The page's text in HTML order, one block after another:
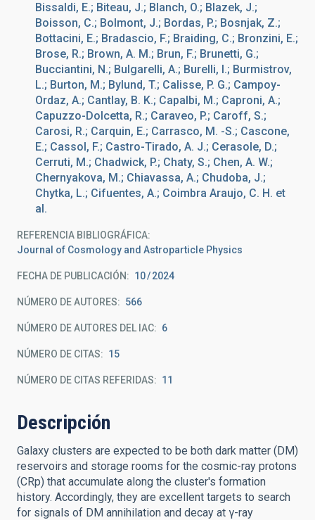
Bissaldi, E.; Biteau, J.; Blanch, O.; Blazek, J.;
Boisson, C.; Bolmont, J.; Bordas, P.; Bosnjak, Z.;
Bottacini, E.; Bradascio, F.; Braiding, C.; Bronzini, E.;
Brose, R.; Brown, A. M.; Brun, F.; Brunetti, G.;
Bucciantini, N.; Bulgarelli, A.; Burelli, I.; Burmistrov,
L.; Burton, M.; Bylund, T.; Calisse, P. G.; Campoy-
Ordaz, A.; Cantlay, B. K.; Capalbi, M.; Caproni, A.;
Capuzzo-Dolcetta, R.; Caraveo, P.; Caroff, S.;
Carosi, R.; Carquin, E.; Carrasco, M. -S.; Cascone,
E.; Cassol, F.; Castro-Tirado, A. J.; Cerasole, D.;
Cerruti, M.; Chadwick, P.; Chaty, S.; Chen, A. W.;
Chernyakova, M.; Chiavassa, A.; Chudoba, J.;
Chytka, L.; Cifuentes, A.; Coimbra Araujo, C. H. et
al.
REFERENCIA BIBLIOGRÁFICA
Journal of Cosmology and Astroparticle Physics
FECHA DE PUBLICACIÓN: 10 2024
NÚMERO DE AUTORES 566
NÚMERO DE AUTORES DEL IAC 6
NÚMERO DE CITAS 15
NÚMERO DE CITAS REFERIDAS 11
Descripción
Galaxy clusters are expected to be both dark matter (DM)
reservoirs and storage rooms for the cosmic-ray protons
(CRp) that accumulate along the cluster's formation
history. Accordingly, they are excellent targets to search
for signals of DM annihilation and decay at γ-ray